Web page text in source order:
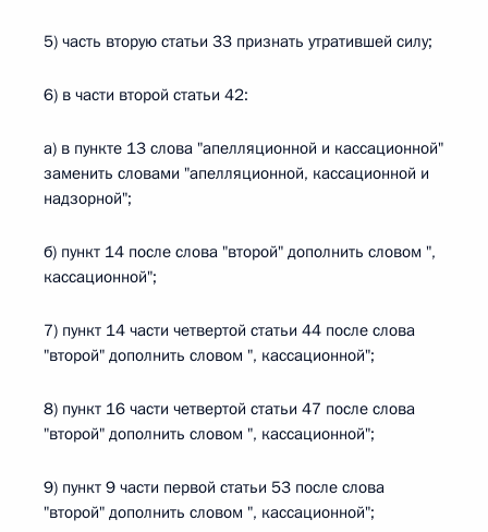
5) часть вторую статьи 33 признать утратившей силу;
6) в части второй статьи 42:
а) в пункте 13 слова "апелляционной и кассационной"
заменить словами "апелляционной, кассационной и
надзорной";
б) пункт 14 после слова "второй" дополнить словом ",
кассационной";
7) пункт 14 части четвертой статьи 44 после слова
"второй" дополнить словом ", кассационной";
8) пункт 16 части четвертой статьи 47 после слова
"второй" дополнить словом ", кассационной";
9) пункт 9 части первой статьи 53 после слова
"второй" дополнить словом ", кассационной";